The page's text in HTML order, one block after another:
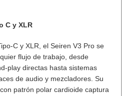
C y XLR
C y XLR, el Seiren V3 Pro se
flujo de trabajo, desde
play directas hasta sistemas
de audio y mezcladores. Su
patrón polar cardioide captura